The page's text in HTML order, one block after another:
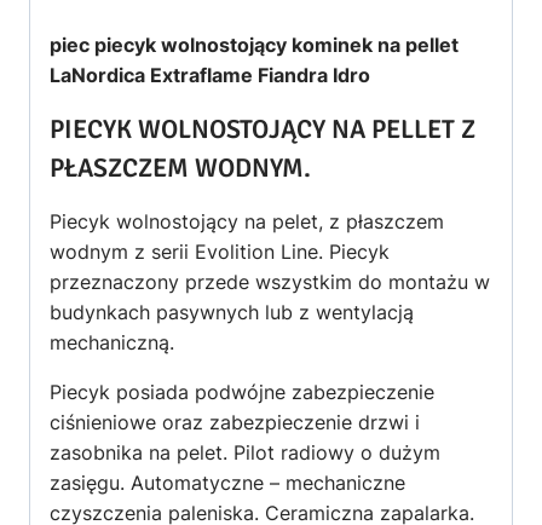
piec piecyk wolnostojący kominek na pellet
LaNordica Extraflame Fiandra Idro
PIECYK WOLNOSTOJĄCY NA PELLET Z
PŁASZCZEM WODNYM.
Piecyk wolnostojący na pelet, z płaszczem
wodnym z serii Evolition Line. Piecyk
przeznaczony przede wszystkim do montażu w
budynkach pasywnych lub z wentylacją
mechaniczną.
Piecyk posiada podwójne zabezpieczenie
ciśnieniowe oraz zabezpieczenie drzwi i
zasobnika na pelet. Pilot radiowy o dużym
zasięgu. Automatyczne – mechaniczne
czyszczenia paleniska. Ceramiczna zapalarka.